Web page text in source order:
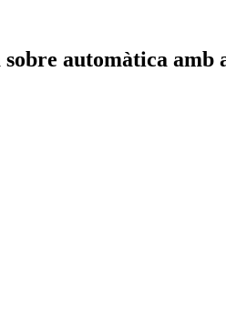
automàtica amb